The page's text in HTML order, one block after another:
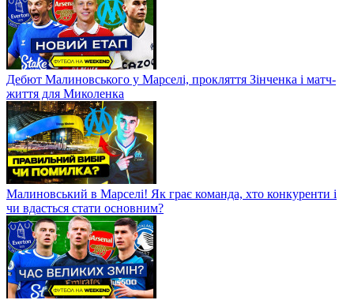
Дебют Малиновського у Марселі, прокляття Зінченка і матч-
життя для Миколенка
Малиновський в Марселі! Як грає команда, хто конкуренти і
чи вдасться стати основним?